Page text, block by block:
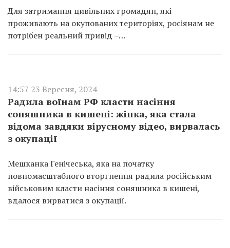
Для затримання цивільних громадян, які
проживають на окупованих територіях, росіянам не
потрібен реальний привід –…
14:57 23 Вересня, 2024
Радила воїнам РФ класти насіння
соняшника в кишені: жінка, яка стала
відома завдяки вірусному відео, вирвалась
з окупації
Мешканка Генічеська, яка на початку
повномасштабного вторгнення радила російським
військовим класти насіння соняшника в кишені,
вдалося вирватися з окупації.